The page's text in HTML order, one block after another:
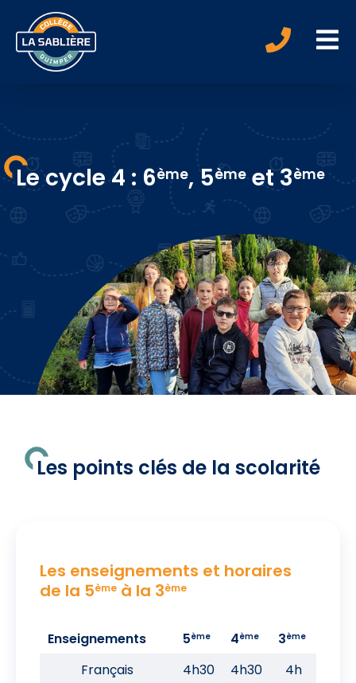
Le cycle 4 : 6ème, 5èmeet 3ème
Les points clés de la scolarité
Les enseignements et horaires
de la 5ème à la 3ème
Enseignements 5ème 4ème 3ème
Français 4h30 4h30
4h